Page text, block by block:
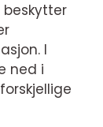
I
ned i